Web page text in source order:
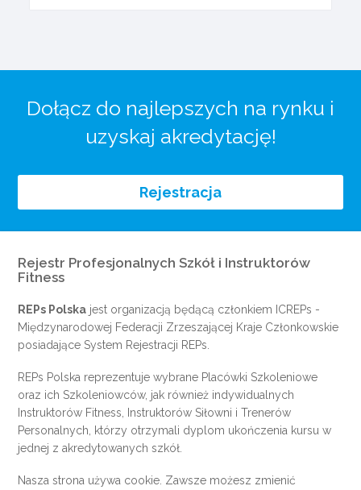
Dołącz do najlepszych na rynku i
uzyskaj akredytację!
Rejestracja
Rejestr Profesjonalnych Szkół i Instruktorów
Fitness
REPs Polska jest organizacją będącą członkiem ICREPs -
Międzynarodowej Federacji Zrzeszającej Kraje Członkowskie
posiadające System Rejestracji REPs.
REPs Polska reprezentuje wybrane Placówki Szkoleniowe
oraz ich Szkoleniowców, jak również indywidualnych
Instruktorów Fitness, Instruktorów Siłowni i Trenerów
Personalnych, którzy otrzymali dyplom ukończenia kursu w
jednej z akredytowanych szkół.
Nasza strona używa cookie. Zawsze możesz zmienić